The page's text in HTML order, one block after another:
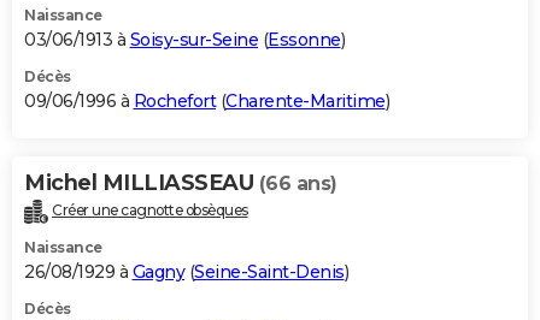
Naissance
03/06/1913 à Soisy-sur-Seine (Essonne)
Décès
09/06/1996 à Rochefort(Charente-Maritime)
Michel MILLIASSEAU (66 ans)
Créer une cagnotte obsèques
Naissance
26/08/1929 à Gagny(Seine-Saint-Denis)
Décès